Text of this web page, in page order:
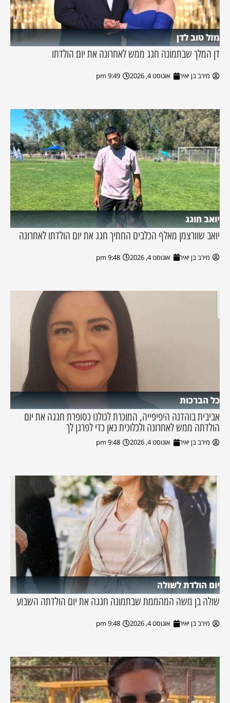
מזל טוב לדן
דן המלך שבתמונה חגג ממש לאחרונה את יום הולדתו
מירב בן יאיר אוגוסט 4, 2026 9:49 pm
יואב חוגג
יואב שוורצמן מאלף הכלבים החתיך חגג את יום הולדתו לאחרונה
מירב בן יאיר אוגוסט 4, 2026 9:48 pm
כל הברכות
אביבית בוהדנה היפיפייה, המוכרת לכולנו כסופרת חגגה את יום
הולדתה ממש לאחרונה ולכלוכית כאן כדי לפרגן לך
מירב בן יאיר אוגוסט 4, 2026 9:48 pm
יום הולדת לשולה
שולה בן משה המהממת שבתמונה חגגה את יום הולדתה השבוע
מירב בן יאיר אוגוסט 4, 2026 9:48 pm